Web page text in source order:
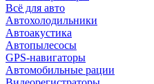
Всё для авто
Автохолодильники
Автоакустика
Автопылесосы
GPS-навигаторы
Автомобильные рации